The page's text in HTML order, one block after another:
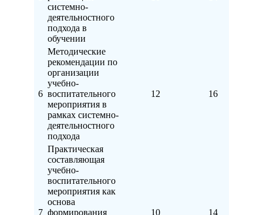
системно-
деятельностного
подхода в
обучении
6
Методические
рекомендации по
организации
учебно-
воспитательного
мероприятия в
рамках системно-
деятельностного
подхода
12 16
7
Практическая
составляющая
учебно-
воспитательного
мероприятия как
основа
формирования
10 14